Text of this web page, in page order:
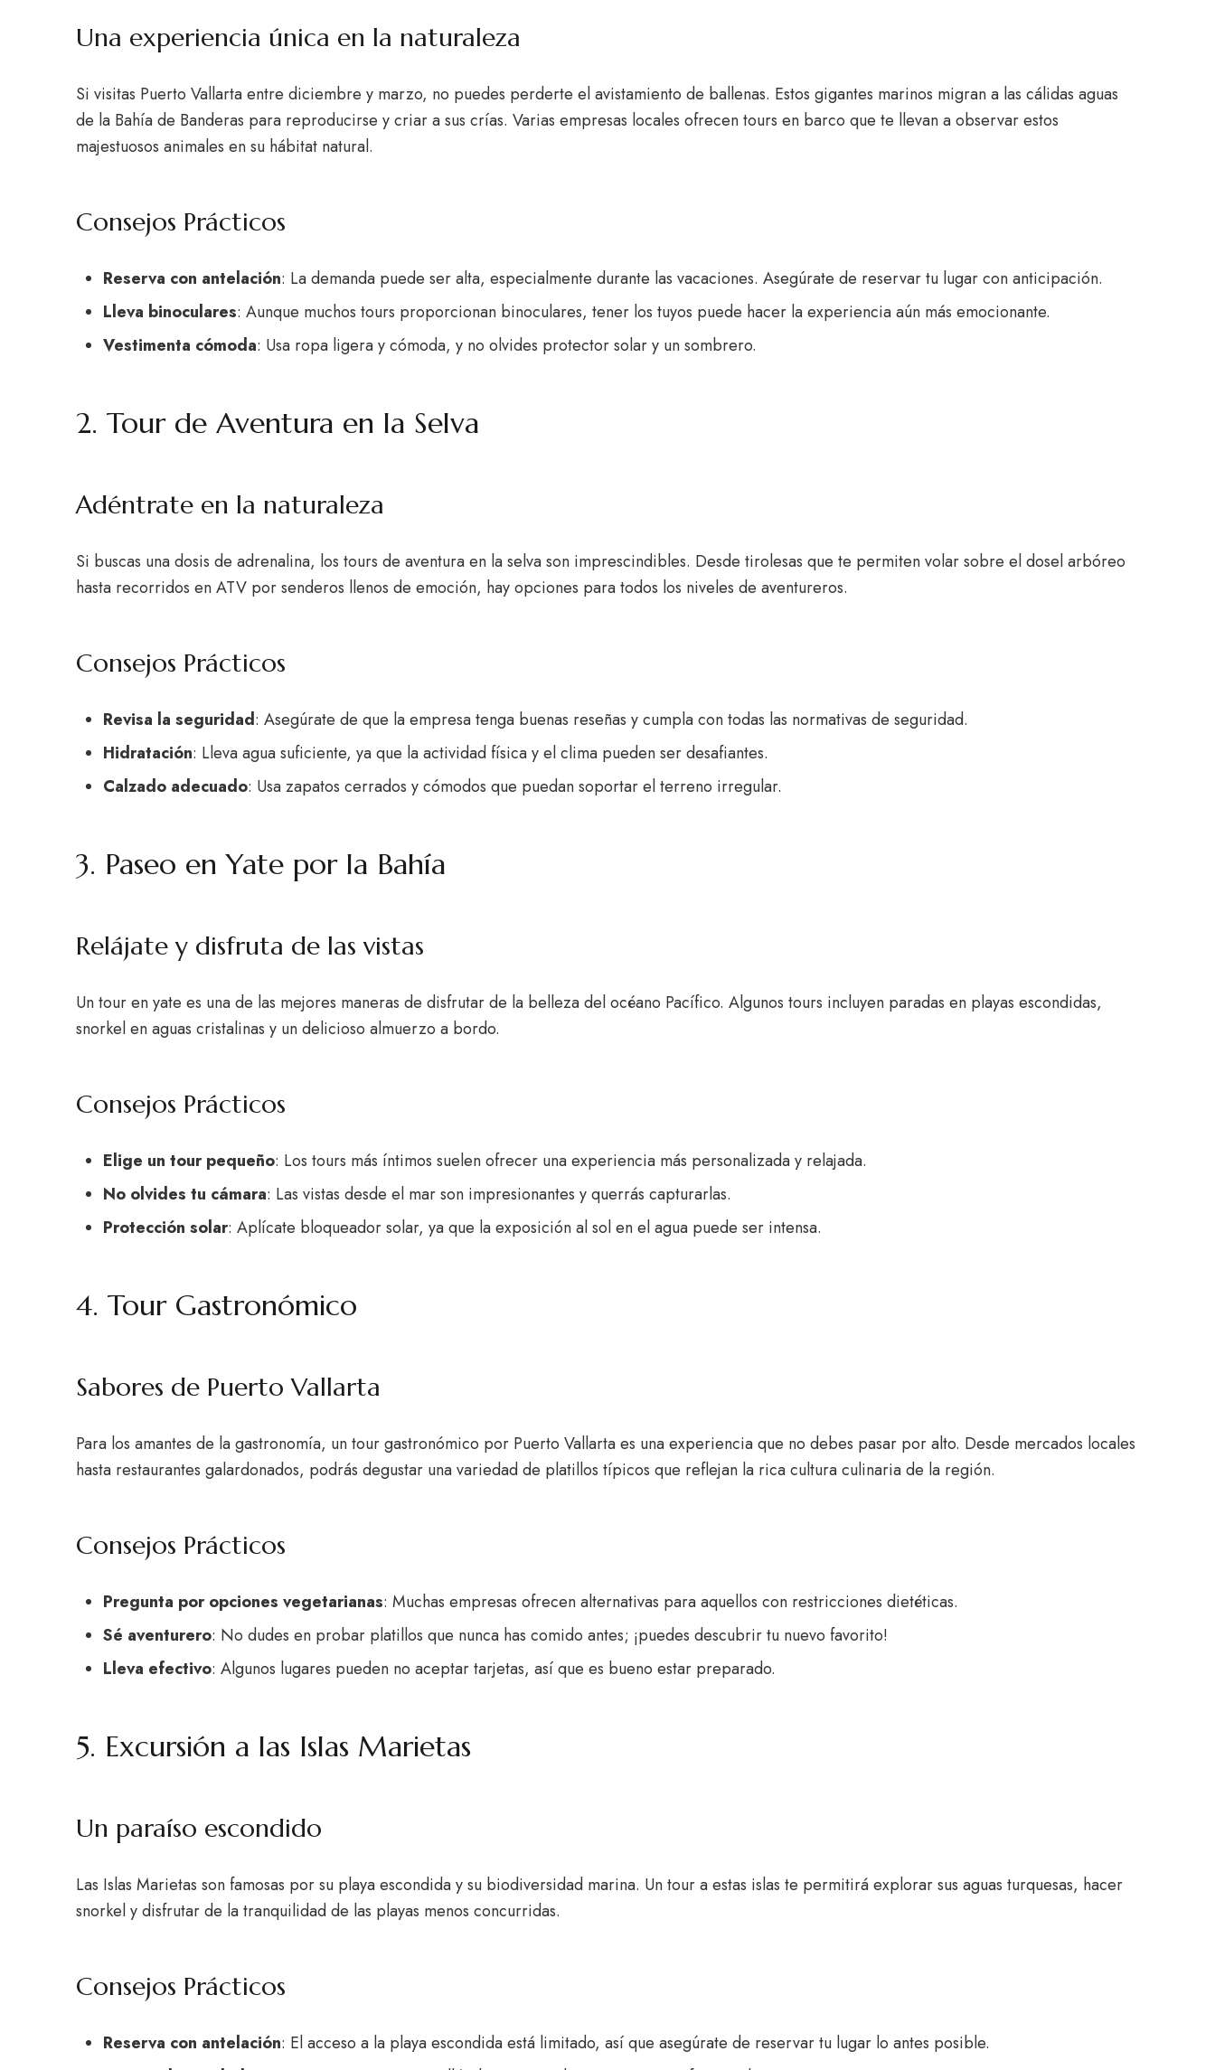
Una experiencia única en la naturaleza
Si visitas Puerto Vallarta entre diciembre y marzo, no puedes perderte el avistamiento de ballenas. Estos gigantes marinos migran a las cálidas aguas
de la Bahía de Banderas para reproducirse y criar a sus crías. Varias empresas locales ofrecen tours en barco que te llevan a observar estos
majestuosos animales en su hábitat natural.
Consejos Prácticos
Reserva con antelación: La demanda puede ser alta, especialmente durante las vacaciones. Asegúrate de reservar tu lugar con anticipación.
Lleva binoculares: Aunque muchos tours proporcionan binoculares, tener los tuyos puede hacer la experiencia aún más emocionante.
Vestimenta cómoda: Usa ropa ligera y cómoda, y no olvides protector solar y un sombrero.
2. Tour de Aventura en la Selva
Adéntrate en la naturaleza
Si buscas una dosis de adrenalina, los tours de aventura en la selva son imprescindibles. Desde tirolesas que te permiten volar sobre el dosel arbóreo
hasta recorridos en ATV por senderos llenos de emoción, hay opciones para todos los niveles de aventureros.
Consejos Prácticos
Revisa la seguridad: Asegúrate de que la empresa tenga buenas reseñas y cumpla con todas las normativas de seguridad.
Hidratación: Lleva agua suficiente, ya que la actividad física y el clima pueden ser desafiantes.
Calzado adecuado: Usa zapatos cerrados y cómodos que puedan soportar el terreno irregular.
3. Paseo en Yate por la Bahía
Relájate y disfruta de las vistas
Un tour en yate es una de las mejores maneras de disfrutar de la belleza del océano Pacífico. Algunos tours incluyen paradas en playas escondidas,
snorkel en aguas cristalinas y un delicioso almuerzo a bordo.
Consejos Prácticos
Elige un tour pequeño: Los tours más íntimos suelen ofrecer una experiencia más personalizada y relajada.
No olvides tu cámara: Las vistas desde el mar son impresionantes y querrás capturarlas.
Protección solar: Aplícate bloqueador solar, ya que la exposición al sol en el agua puede ser intensa.
4. Tour Gastronómico
Sabores de Puerto Vallarta
Para los amantes de la gastronomía, un tour gastronómico por Puerto Vallarta es una experiencia que no debes pasar por alto. Desde mercados locales
hasta restaurantes galardonados, podrás degustar una variedad de platillos típicos que reflejan la rica cultura culinaria de la región.
Consejos Prácticos
Pregunta por opciones vegetarianas: Muchas empresas ofrecen alternativas para aquellos con restricciones dietéticas.
Sé aventurero: No dudes en probar platillos que nunca has comido antes; ¡puedes descubrir tu nuevo favorito!
Lleva efectivo: Algunos lugares pueden no aceptar tarjetas, así que es bueno estar preparado.
5. Excursión a las Islas Marietas
Un paraíso escondido
Las Islas Marietas son famosas por su playa escondida y su biodiversidad marina. Un tour a estas islas te permitirá explorar sus aguas turquesas, hacer
snorkel y disfrutar de la tranquilidad de las playas menos concurridas.
Consejos Prácticos
Reserva con antelación: El acceso a la playa escondida está limitado, así que asegúrate de reservar tu lugar lo antes posible.